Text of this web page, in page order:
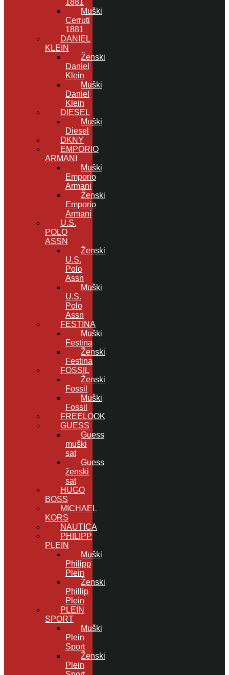
Muški
Cerruti
1881
DANIEL
KLEIN
Ženski
Daniel
Klein
Muški
Daniel
Klein
DIESEL
Muški
Diesel
DKNY
EMPORIO
ARMANI
Muški
Emporio
Armani
Ženski
Emporio
Armani
U.S.
POLO
ASSN
Ženski
U.S.
Polo
Assn
Muški
U.S.
Polo
Assn
FESTINA
Muški
Festina
Ženski
Festina
FOSSIL
Ženski
Fossil
Muški
Fossil
FREELOOK
GUESS
Guess
muški
sat
Guess
ženski
sat
HUGO
BOSS
MICHAEL
KORS
NAUTICA
PHILIPP
PLEIN
Muški
Philipp
Plein
Ženski
Phillip
Plein
PLEIN
SPORT
Muški
Plein
Sport
Ženski
Plein